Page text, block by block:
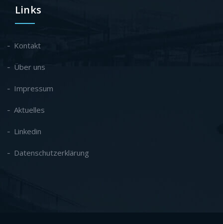
Links
Kontakt
Über uns
Impressum
Aktuelles
Linkedin
Datenschutzerklärung